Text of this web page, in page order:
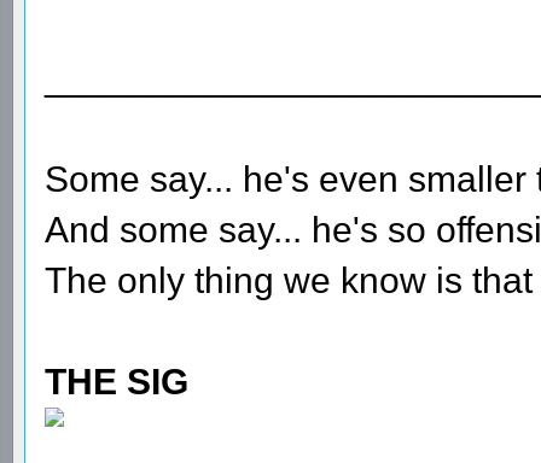
Some say... he's even smaller
And some say... he's so
The only thing we know is
THE SIG